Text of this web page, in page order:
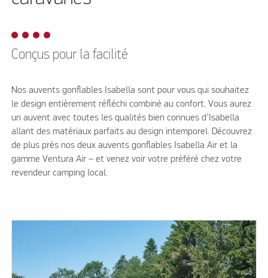
Conçus pour la facilité
Nos auvents gonflables Isabella sont pour vous qui souhaitez
le design entièrement réfléchi combiné au confort. Vous aurez
un auvent avec toutes les qualités bien connues d’Isabella
allant des matériaux parfaits au design intemporel. Découvrez
de plus près nos deux auvents gonflables Isabella Air et la
gamme Ventura Air – et venez voir votre préféré chez votre
revendeur camping local.